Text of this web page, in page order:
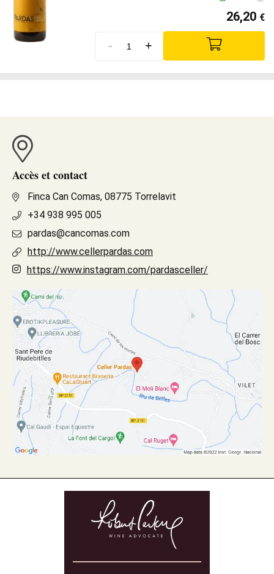
26,20 €
- +
Accès et contact
Finca Can Comas, 08775 Torrelavit
+34 938 995 005
pardas@cancomas.com
http://www.cellerpardas.com
https://www.instagram.com/pardasceller/